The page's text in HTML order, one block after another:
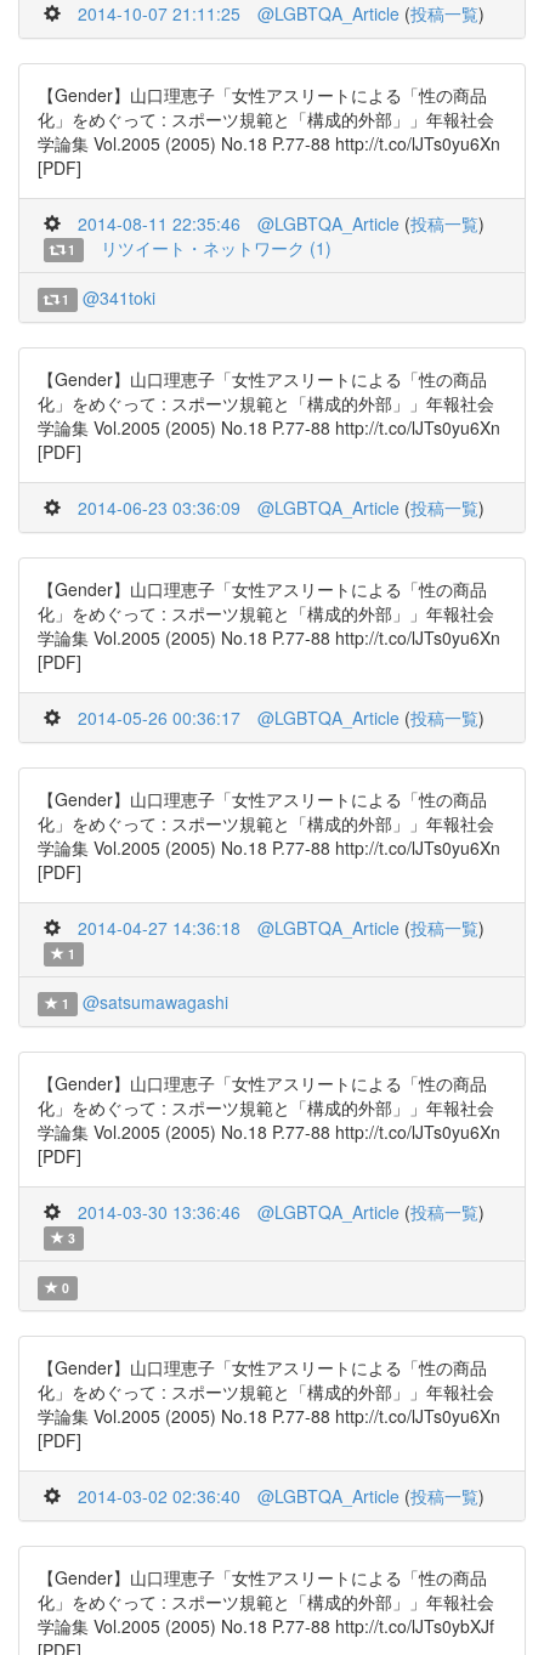
2014-10-07 21:11:25 @LGBTQA_Article (投稿一覧)
【Gender】山口理恵子「女性アスリートによる「性の商品
化」をめぐって : スポーツ規範と「構成的外部」」年報社会
学論集 Vol.2005 (2005) No.18 P.77-88 http://t.co/lJTs0yu6Xn
[PDF]
2014-08-11 22:35:46 @LGBTQA_Article (投稿一覧)
1 リツイート・ネットワーク (1)
1 @341toki
【Gender】山口理恵子「女性アスリートによる「性の商品
化」をめぐって : スポーツ規範と「構成的外部」」年報社会
学論集 Vol.2005 (2005) No.18 P.77-88 http://t.co/lJTs0yu6Xn
[PDF]
2014-06-23 03:36:09 @LGBTQA_Article (投稿一覧)
【Gender】山口理恵子「女性アスリートによる「性の商品
化」をめぐって : スポーツ規範と「構成的外部」」年報社会
学論集 Vol.2005 (2005) No.18 P.77-88 http://t.co/lJTs0yu6Xn
[PDF]
2014-05-26 00:36:17 @LGBTQA_Article (投稿一覧)
【Gender】山口理恵子「女性アスリートによる「性の商品
化」をめぐって : スポーツ規範と「構成的外部」」年報社会
学論集 Vol.2005 (2005) No.18 P.77-88 http://t.co/lJTs0yu6Xn
[PDF]
2014-04-27 14:36:18 @LGBTQA_Article (投稿一覧)
1
1 @satsumawagashi
【Gender】山口理恵子「女性アスリートによる「性の商品
化」をめぐって : スポーツ規範と「構成的外部」」年報社会
学論集 Vol.2005 (2005) No.18 P.77-88 http://t.co/lJTs0yu6Xn
[PDF]
2014-03-30 13:36:46 @LGBTQA_Article (投稿一覧)
3
0
【Gender】山口理恵子「女性アスリートによる「性の商品
化」をめぐって : スポーツ規範と「構成的外部」」年報社会
学論集 Vol.2005 (2005) No.18 P.77-88 http://t.co/lJTs0yu6Xn
[PDF]
2014-03-02 02:36:40 @LGBTQA_Article (投稿一覧)
【Gender】山口理恵子「女性アスリートによる「性の商品
化」をめぐって : スポーツ規範と「構成的外部」」年報社会
学論集 Vol.2005 (2005) No.18 P.77-88 http://t.co/lJTs0ybXJf
[PDF]